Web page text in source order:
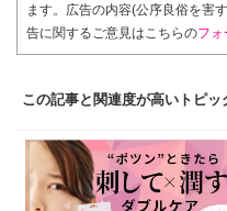
ます。広告の内容(公序良俗を害
告に関するご意見はこちらのフォ
この記事と関連度が高いトピッ